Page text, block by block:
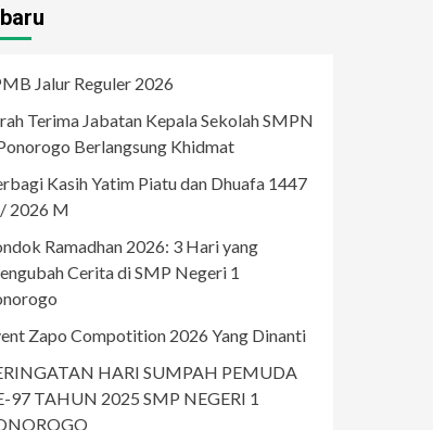
Jalur Reguler 2026
Terima Jabatan Kepala Sekolah SMPN
Berlangsung Khidmat
Kasih Yatim Piatu dan Dhuafa 1447
2026 M
Ramadhan 2026: 3 Hari yang
Cerita di SMP Negeri 1
Zapo Compotition 2026 Yang Dinanti
HARI SUMPAH PEMUDA
97 TAHUN 2025 SMP NEGERI 1